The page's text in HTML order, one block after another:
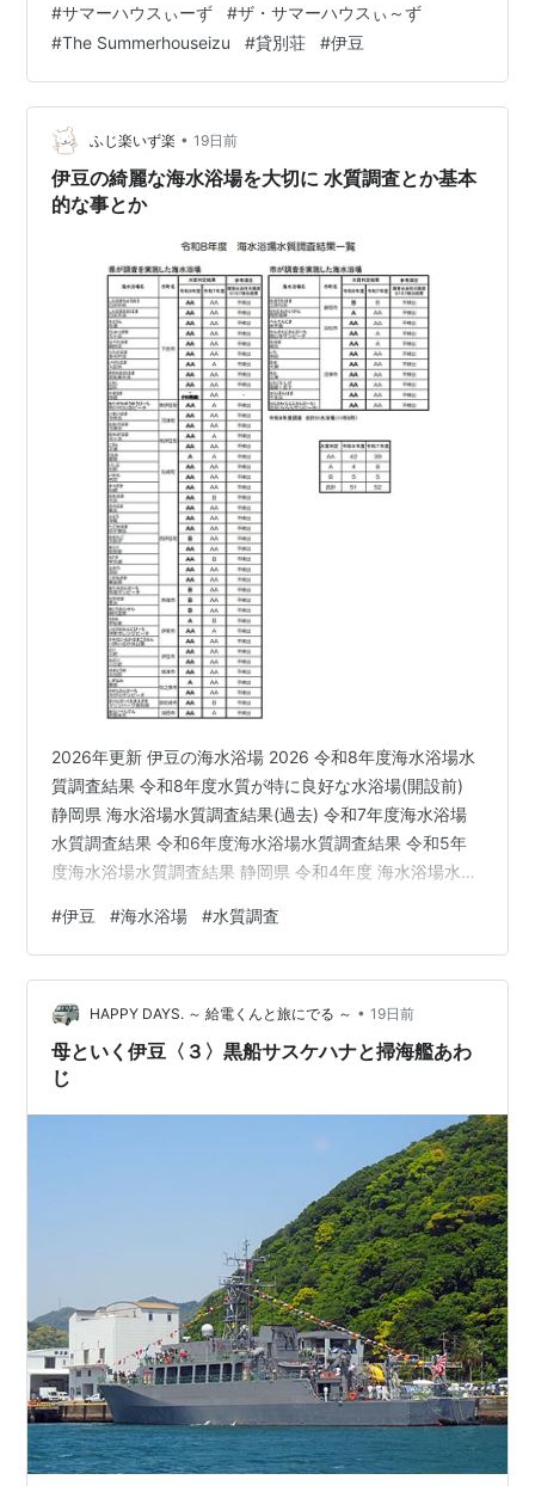
#サマーハウスぃーず #ザ・サマーハウスぃ～ず
#The Summerhouseizu #貸別荘 #伊豆
ふじ楽いず楽 • 19日前
伊豆の綺麗な海水浴場を大切に 水質調査とか基本
的な事とか
2026年更新 伊豆の海水浴場 2026 令和8年度海水浴場水
質調査結果 令和8年度水質が特に良好な水浴場(開設前)
静岡県 海水浴場水質調査結果(過去) 令和7年度海水浴場
水質調査結果 令和6年度海水浴場水質調査結果 令和5年
度海水浴場水質調査結果 静岡県 令和4年度 海水浴場水質
一覧 静岡県 令和2年度 海水浴場水質調査結果一覧 水質が
特に良好な水浴場 （環境省）過去情報 令和7年度水質が
特に良好な水浴場(開設前) 令和6年度水質が特に良好な水
浴場(開設前) 令和5年度水質が特に良好な水浴場(開設前)
令和４年度水質が特に良好な水浴場(…
#伊豆 #海水浴場 #水質調査
HAPPY DAYS. ～ 給電くんと旅にでる ～ • 19日前
母といく伊豆〈３〉黒船サスケハナと掃海艦あわ
じ